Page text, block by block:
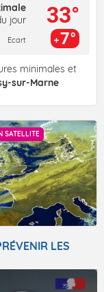
jour
Ecart
33°
7°
minimales et
sur-Marne
SATELLITE
LES